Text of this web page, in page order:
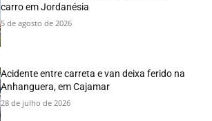
carro em Jordanésia
5 de agosto de 2026
Acidente entre carreta e van deixa ferido na
Anhanguera, em Cajamar
28 de julho de 2026